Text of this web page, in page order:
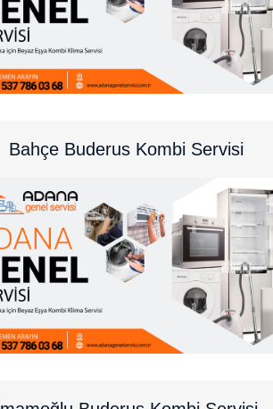
Bahçe Buderus Kombi Servisi